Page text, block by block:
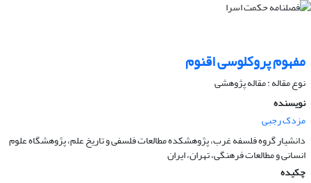
مفهوم پروکلوسی اقنوم
نوع مقاله : مقاله پژوهشی
نویسنده
مزدک رجبی
دانشیار گروه فلسفه غرب، پژوهشکده مطالعات فلسفی و تاریخ علم، پژوهشگاه علوم
انسانی و مطالعات فرهنگی، تهران، ایران
چکیده